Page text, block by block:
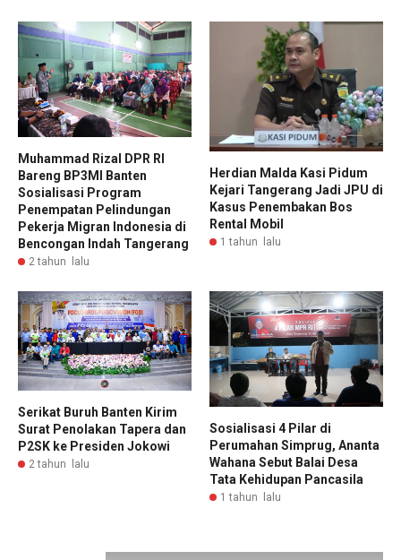
Muhammad Rizal DPR RI
Bareng BP3MI Banten
Sosialisasi Program
Penempatan Pelindungan
Pekerja Migran Indonesia di
Bencongan Indah Tangerang
2 tahun lalu
Herdian Malda Kasi Pidum
Kejari Tangerang Jadi JPU di
Kasus Penembakan Bos
Rental Mobil
1 tahun lalu
Serikat Buruh Banten Kirim
Surat Penolakan Tapera dan
P2SK ke Presiden Jokowi
2 tahun lalu
Sosialisasi 4 Pilar di
Perumahan Simprug, Ananta
Wahana Sebut Balai Desa
Tata Kehidupan Pancasila
1 tahun lalu